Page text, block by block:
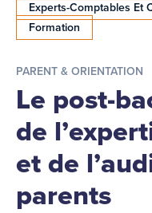
Experts-Comptables Et
Formation
PARENT & ORIENTATION
Le post-
de
et de
parents